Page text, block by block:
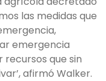
las medidas que
emergencia
que sin
afirmó Walker.